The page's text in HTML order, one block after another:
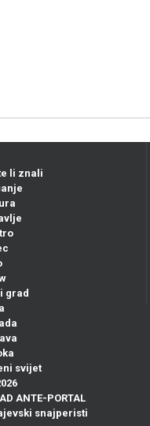
li znali
grad
svijet
ANTE-PORTAL
snajperisti